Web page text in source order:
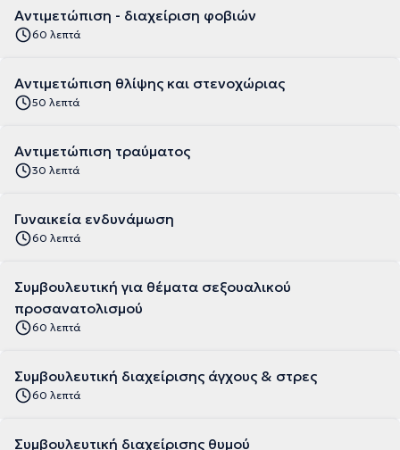
Αντιμετώπιση - διαχείριση φοβιών
60 λεπτά
Αντιμετώπιση θλίψης και στενοχώριας
50 λεπτά
Αντιμετώπιση τραύματος
30 λεπτά
Γυναικεία ενδυνάμωση
60 λεπτά
Συμβουλευτική για θέματα σεξουαλικού
προσανατολισμού
60 λεπτά
Συμβουλευτική διαχείρισης άγχους & στρες
60 λεπτά
Συμβουλευτική διαχείρισης θυμού